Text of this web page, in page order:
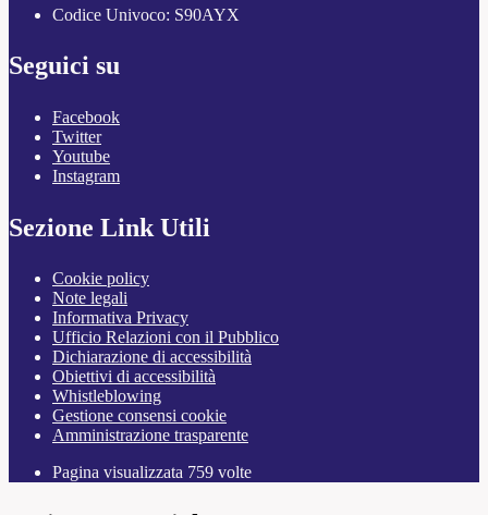
Codice Univoco: S90AYX
Seguici su
Facebook
Twitter
Youtube
Instagram
Sezione Link Utili
Cookie policy
Note legali
Informativa Privacy
Ufficio Relazioni con il Pubblico
Dichiarazione di accessibilità
Obiettivi di accessibilità
Whistleblowing
Gestione consensi cookie
Amministrazione trasparente
Pagina visualizzata 759 volte